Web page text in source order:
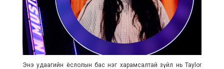
Энэ удаагийн ёслолын бас нэг харамсалтай зүйл нь Taylor